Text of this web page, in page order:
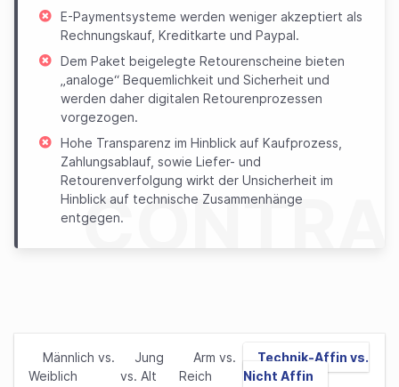
CONTRA
E-Paymentsysteme werden weniger akzeptiert als
Rechnungskauf, Kreditkarte und Paypal.
Dem Paket beigelegte Retourenscheine bieten
„analoge“ Bequemlichkeit und Sicherheit und
werden daher digitalen Retourenprozessen
vorgezogen.
Hohe Transparenz im Hinblick auf Kaufprozess,
Zahlungsablauf, sowie Liefer- und
Retourenverfolgung wirkt der Unsicherheit im
Hinblick auf technische Zusammenhänge
entgegen.
Männlich vs.
Weiblich
Jung
vs. Alt
Arm vs.
Reich
Technik-Affin vs.
Nicht Affin